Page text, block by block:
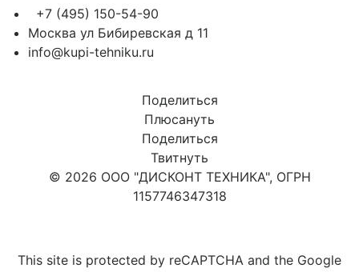
+7 (495) 150-54-90
Москва ул Бибиревская д 11
info@kupi-tehniku.ru
Поделиться
Плюсануть
Поделиться
Твитнуть
© 2026 ООО "ДИСКОНТ ТЕХНИКА", ОГРН
1157746347318
This site is protected by reCAPTCHA and the Google